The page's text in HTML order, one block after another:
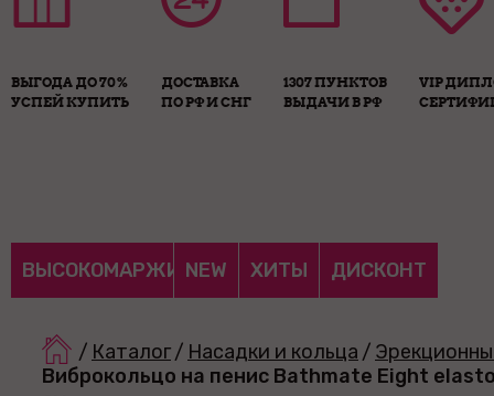
ВЫГОДА ДО 70%
УСПЕЙ КУПИТЬ
ДОСТАВКА
ПО РФ И СНГ
1307 ПУНКТОВ
ВЫДАЧИ В РФ
VIP
ВЫСОКОМАРЖИНАЛЬНЫЕ
NEW ХИТЫ ДИСКОНТ
/ Каталог/ Насадки и кольца /
Виброкольцо на пенис Bathmate Eight